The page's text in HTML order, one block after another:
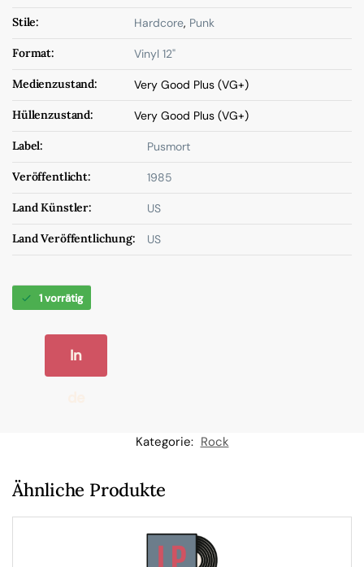
Stile: Hardcore, Punk
Format: Vinyl 12"
Medienzustand: Very Good Plus (VG+)
Hüllenzustand: Very Good Plus (VG+)
Label: Pusmort
Veröffentlicht: 1985
Land Künstler: US
Land Veröffentlichung: US
1 vorrätig
In
W
Kategorie: Rock
Ähnliche Produkte